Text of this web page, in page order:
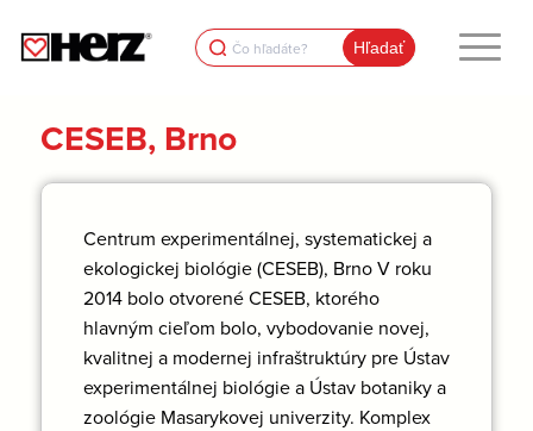
Search
for:
CESEB, Brno
Centrum experimentálnej, systematickej a
ekologickej biológie (CESEB), Brno V roku
2014 bolo otvorené CESEB, ktorého
hlavným cieľom bolo, vybodovanie novej,
kvalitnej a modernej infraštruktúry pre Ústav
experimentálnej biológie a Ústav botaniky a
zoológie Masarykovej univerzity. Komplex